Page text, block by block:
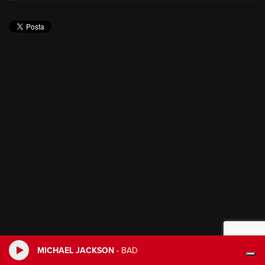
MICHAEL JACKSON - BAD